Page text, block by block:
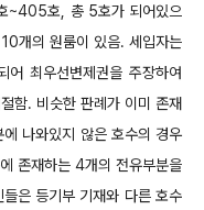
~405호, 총 5호가 되어있으
개의 원룸이 있음. 세입자는
어 최우선변제권을 주장하여
함. 비슷한 판례가 이미 존재
에 나와있지 않은 호수의 경우
존재하는 4개의 전유부분을
은 등기부 기재와 다른 호수